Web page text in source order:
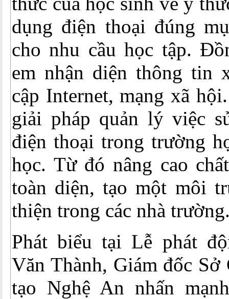
dụng điện thoại đúng
cho nhu cầu học tập.
em nhận diện thông tin
cập Internet, mạng xã
giải pháp quản lý việc
điện thoại trong trường
học. Từ đó nâng cao
toàn diện, tạo một môi
thiện trong các nhà
Phát biểu tại Lễ phát
Văn Thành, Giám đốc
tạo Nghệ An nhấn